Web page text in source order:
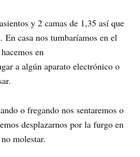
y 2 camas de 1,35 así que
En casa nos tumbaríamos en el
en
a algún aparato electrónico o
o fregando nos sentaremos o
desplazarnos por la furgo en
molestar.